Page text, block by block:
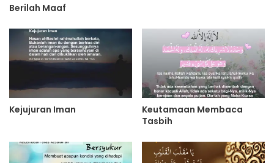
Berilah Maaf
Kejujuran Iman
Keutamaan Membaca
Tasbih